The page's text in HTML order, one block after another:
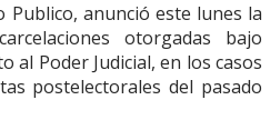
Publico, anunció este lunes la
otorgadas bajo
al Poder Judicial, en los casos
postelectorales del pasado